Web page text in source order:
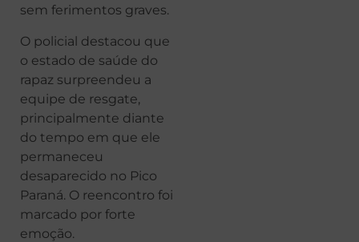
sem ferimentos graves.
O policial destacou que
o estado de saúde do
rapaz surpreendeu a
equipe de resgate,
principalmente diante
do tempo em que ele
permaneceu
desaparecido no Pico
Paraná. O reencontro foi
marcado por forte
emoção.